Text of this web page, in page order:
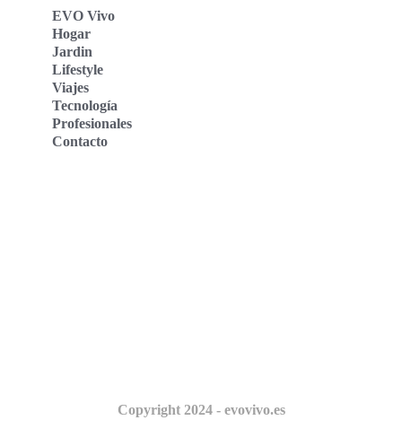
EVO Vivo
Hogar
Jardin
Lifestyle
Viajes
Tecnología
Profesionales
Contacto
Copyright 2024 - evovivo.es